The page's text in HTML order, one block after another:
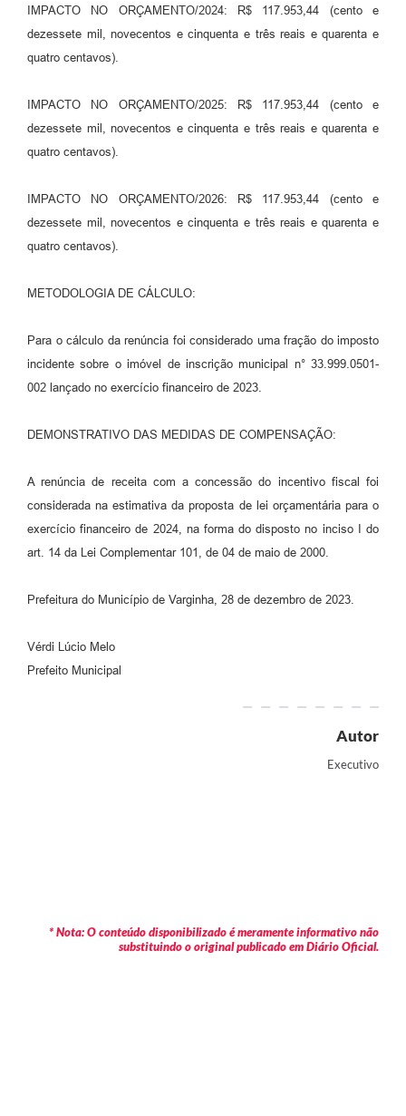
IMPACTO NO ORÇAMENTO/2024: R$ 117.953,44 (cento e
dezessete mil, novecentos e cinquenta e três reais e quarenta e
quatro centavos).
IMPACTO NO ORÇAMENTO/2025: R$ 117.953,44 (cento e
dezessete mil, novecentos e cinquenta e três reais e quarenta e
quatro centavos).
IMPACTO NO ORÇAMENTO/2026: R$ 117.953,44 (cento e
dezessete mil, novecentos e cinquenta e três reais e quarenta e
quatro centavos).
METODOLOGIA DE CÁLCULO:
Para o cálculo da renúncia foi considerado uma fração do imposto
incidente sobre o imóvel de inscrição municipal n° 33.999.0501-
002 lançado no exercício financeiro de 2023.
DEMONSTRATIVO DAS MEDIDAS DE COMPENSAÇÃO:
A renúncia de receita com a concessão do incentivo fiscal foi
considerada na estimativa da proposta de lei orçamentária para o
exercício financeiro de 2024, na forma do disposto no inciso I do
art. 14 da Lei Complementar 101, de 04 de maio de 2000.
Prefeitura do Município de Varginha, 28 de dezembro de 2023.
Vérdi Lúcio Melo
Prefeito Municipal
Autor
Executivo
* Nota: O conteúdo disponibilizado é meramente informativo não
substituindo o original publicado em Diário Oficial.